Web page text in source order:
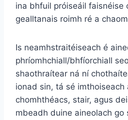
ina bhfuil próiseáil faisnéise
gealltanais roimh ré a
Is neamhstraitéiseach é
phríomhchiall/bhfíorchiall
shaothraítear ná ní
ionad sin, tá sé imthoiseach
chomhthéacs, stair, agus
mbeadh duine aineolach go